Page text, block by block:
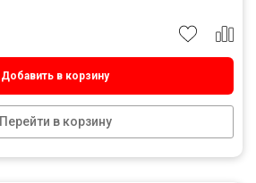
Добавить в корзину
Перейти в корзину